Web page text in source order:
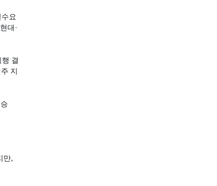
요
대·
결
지
만,